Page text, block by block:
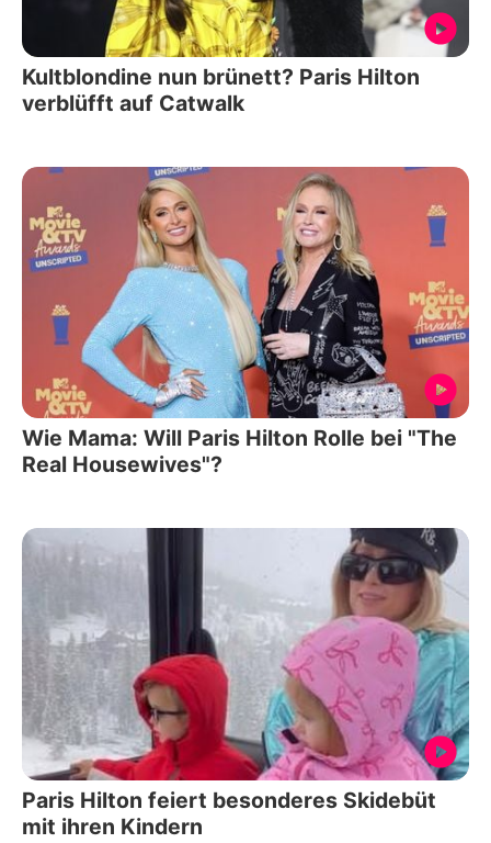
Kultblondine nun brünett? Paris Hilton
verblüfft auf Catwalk
Wie Mama: Will Paris Hilton Rolle bei "The
Real Housewives"?
Paris Hilton feiert besonderes Skidebüt
mit ihren Kindern